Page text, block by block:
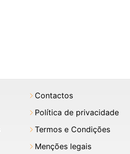
Contactos
Política de privacidade
Termos e Condições
Menções legais